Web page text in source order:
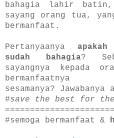
bahagia lahir batin,
sayang orang tua,
bermanfaat.
Pertanyaanya
sudah bahagia?
sayangnya kepada
sesamanya?
#save the best for
#semoga bermanfaat &